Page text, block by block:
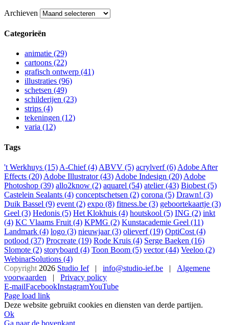
Archieven
Categorieën
animatie (29)
cartoons (22)
grafisch ontwerp (41)
illustraties (96)
schetsen (49)
schilderijen (23)
strips (4)
tekeningen (12)
varia (12)
Tags
't Werkhuys (15) A-Chief(4) ABVV (5) acrylverf(6) Adobe After
Effects (20) Adobe Illustrator(43) Adobe Indesign (20) Adobe
Photoshop (39) allo2know (2) aquarel (54) atelier(43) Biobest (5)
Castelein Sealants (4) conceptschetsen (2) corona (5) Drawn! (3)
Duik Bassel (9) event (2) expo (8) fitness.be (3) geboortekaartje (3)
Geel (3) Hedonis (5) Het Klokhuis (4) houtskool (5) ING (2) inkt
(4) KC Vlaams Fruit (4) KPMG (2) Kunstacademie Geel (11)
Landmark (4) logo (3) nieuwjaar(3) olieverf(19) OptiCost (4)
potlood (37) Procreate (19) Rode Kruis (4) Serge Baeken (16)
Slomote (2) storyboard (4) Toon Boom (5) vector(44) Veeloo (2)
WebinarSolutions (4)
Copyright 2026 Studio Ief| info@studio-ief.be | Algemene
voorwaarden | Privacy policy
E-mailFacebookInstagramYouTube
Page load link
Deze website gebruikt cookies en diensten van derde partijen.
Ok
Ga naar de bovenkant